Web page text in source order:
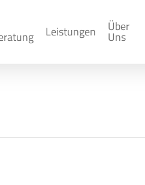
Leistungen Über
Uns